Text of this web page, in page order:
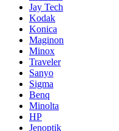
Jay Tech
Kodak
Konica
Maginon
Minox
Traveler
Sanyo
Sigma
Benq
Minolta
HP
Jenoptik